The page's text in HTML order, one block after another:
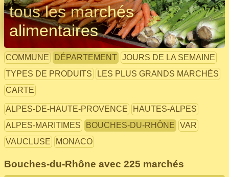
tous les marchés
alimentaires
COMMUNE DÉPARTEMENT JOURS DE LA SEMAINE
TYPES DE PRODUITS
LES PLUS GRANDS MARCHÉS
CARTE
ALPES-DE-HAUTE-PROVENCE
HAUTES-ALPES
ALPES-MARITIMES
BOUCHES-DU-RHÔNE
VAR
VAUCLUSE
MONACO
Bouches-du-Rhône avec 225 marchés